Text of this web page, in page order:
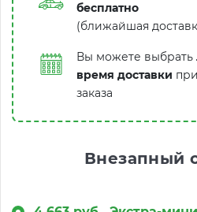
бесплатно
(ближайшая
Вы можете выбрать
время доставки
заказа
Внезапный